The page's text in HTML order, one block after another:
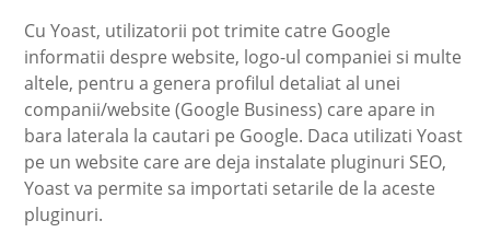
Cu Yoast, utilizatorii pot trimite catre Google
informatii despre website, logo-ul companiei si multe
altele, pentru a genera profilul detaliat al unei
companii/website (Google Business) care apare in
bara laterala la cautari pe Google. Daca utilizati Yoast
pe un website care are deja instalate pluginuri SEO,
Yoast va permite sa importati setarile de la aceste
pluginuri.